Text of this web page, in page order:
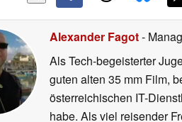
Alexander Fagot-
Als Tech-begeisterter
guten alten 35 mm Film,
österreichischen IT-
habe. Als viel reisender